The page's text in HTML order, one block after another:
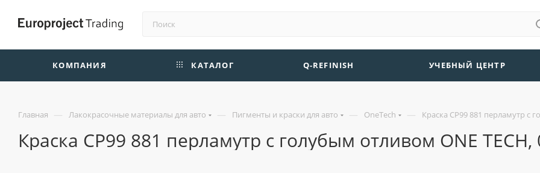
КОМПАНИЯ КАТАЛОГ Q-REFINISH УЧЕБНЫЙ ЦЕНТР
Главная — Лакокрасочные материалы для авто — Пигменты и краски для авто — OneTech — Краска CP99 881 перламутр с
Краска CP99 881 перламутр с голубым отливом ONE TECH,